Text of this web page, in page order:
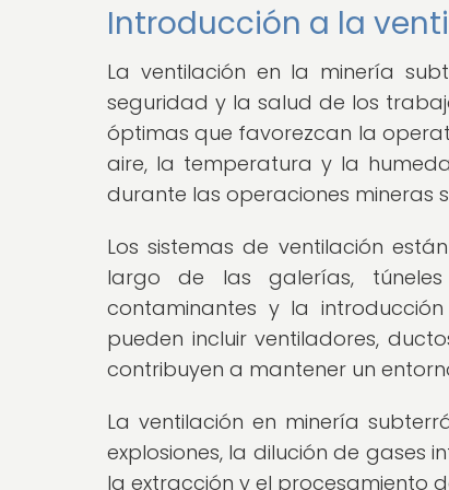
Introducción a la
La ventilación en la minería
seguridad y la salud de los
óptimas que favorezcan la
aire, la temperatura y la
durante las operaciones mineras
Los sistemas de ventilación
largo de las galerías,
contaminantes y la
pueden incluir ventiladores,
contribuyen a mantener un
La ventilación en minería
explosiones, la dilución de gases
la extracción y el procesamiento